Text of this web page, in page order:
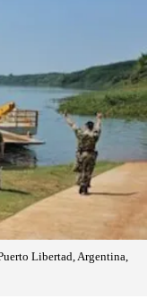
Libertad, Argentina,